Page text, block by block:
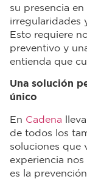
su presencia
irregularidades
Esto requiere
preventivo y
entienda que
Una solución
único
En Cadena
de todos los
soluciones que
experiencia
es la